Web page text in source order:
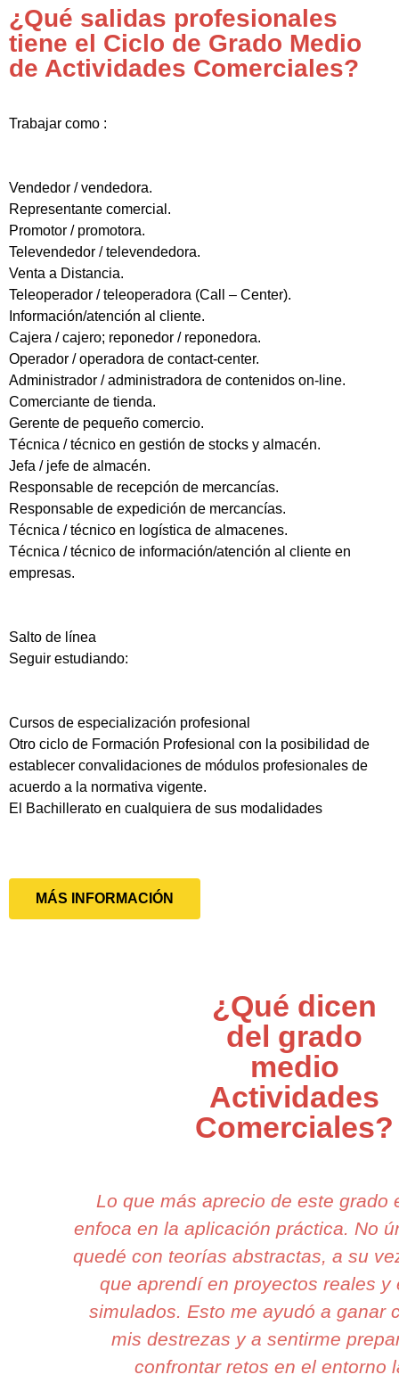
¿Qué salidas profesionales
tiene el Ciclo de Grado Medio
de Actividades Comerciales?
Trabajar como :
Vendedor / vendedora.
Representante comercial.
Promotor / promotora.
Televendedor / televendedora.
Venta a Distancia.
Teleoperador / teleoperadora (Call – Center).
Información/atención al cliente.
Cajera / cajero; reponedor / reponedora.
Operador / operadora de contact-center.
Administrador / administradora de contenidos on-line.
Comerciante de tienda.
Gerente de pequeño comercio.
Técnica / técnico en gestión de stocks y almacén.
Jefa / jefe de almacén.
Responsable de recepción de mercancías.
Responsable de expedición de mercancías.
Técnica / técnico en logística de almacenes.
Técnica / técnico de información/atención al cliente en
empresas.
Salto de línea
Seguir estudiando:
Cursos de especialización profesional
Otro ciclo de Formación Profesional con la posibilidad de
establecer convalidaciones de módulos profesionales de
acuerdo a la normativa vigente.
El Bachillerato en cualquiera de sus modalidades
MÁS INFORMACIÓN
¿Qué dicen
del grado
medio
Actividades
Comerciales?
Lo que más aprecio de este grado
enfoca en la aplicación práctica. No
quedé con teorías abstractas, a su
que aprendí en proyectos reales y
simulados. Esto me ayudó a ganar
mis destrezas y a sentirme
confrontar retos en el entorno